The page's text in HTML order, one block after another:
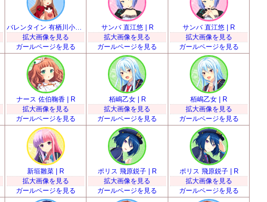
バレンタイン 有栖川小枝子 | R
拡大画像を見る
ガールページを見る
サンバ 直江悠 | R
拡大画像を見る
ガールページを見る
サンバ 直江悠 | R
拡大画像を見る
ガールページを見る
ナース 佐伯鞠香 | R
拡大画像を見る
ガールページを見る
栢嶋乙女 | R
拡大画像を見る
ガールページを見る
栢嶋乙女 | R
拡大画像を見る
ガールページを見る
新垣雛菜 | R
拡大画像を見る
ガールページを見る
ポリス 飛原鋭子 | R
拡大画像を見る
ガールページを見る
ポリス 飛原鋭子 | R
拡大画像を見る
ガールページを見る